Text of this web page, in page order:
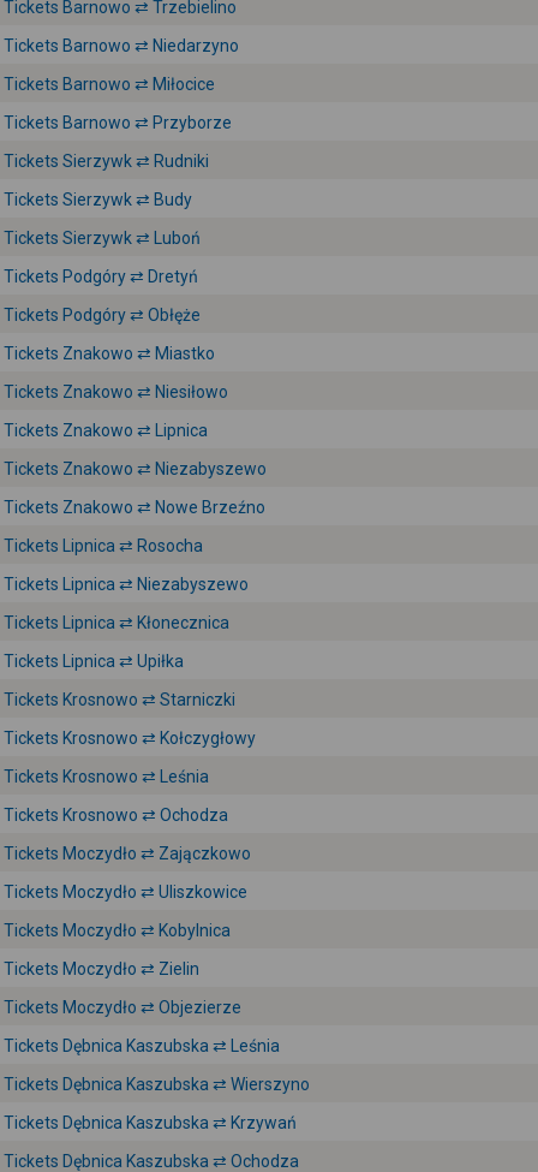
Tickets Barnowo ⇄ Trzebielino
Tickets Barnowo ⇄ Niedarzyno
Tickets Barnowo ⇄ Miłocice
Tickets Barnowo ⇄ Przyborze
Tickets Sierzywk ⇄ Rudniki
Tickets Sierzywk ⇄ Budy
Tickets Sierzywk ⇄ Luboń
Tickets Podgóry ⇄ Dretyń
Tickets Podgóry ⇄ Obłęże
Tickets Znakowo ⇄ Miastko
Tickets Znakowo ⇄ Niesiłowo
Tickets Znakowo ⇄ Lipnica
Tickets Znakowo ⇄ Niezabyszewo
Tickets Znakowo ⇄ Nowe Brzeźno
Tickets Lipnica ⇄ Rosocha
Tickets Lipnica ⇄ Niezabyszewo
Tickets Lipnica ⇄ Kłonecznica
Tickets Lipnica ⇄ Upiłka
Tickets Krosnowo ⇄ Starniczki
Tickets Krosnowo ⇄ Kołczygłowy
Tickets Krosnowo ⇄ Leśnia
Tickets Krosnowo ⇄ Ochodza
Tickets Moczydło ⇄ Zajączkowo
Tickets Moczydło ⇄ Uliszkowice
Tickets Moczydło ⇄ Kobylnica
Tickets Moczydło ⇄ Zielin
Tickets Moczydło ⇄ Objezierze
Tickets Dębnica Kaszubska ⇄ Leśnia
Tickets Dębnica Kaszubska ⇄ Wierszyno
Tickets Dębnica Kaszubska ⇄ Krzywań
Tickets Dębnica Kaszubska ⇄ Ochodza